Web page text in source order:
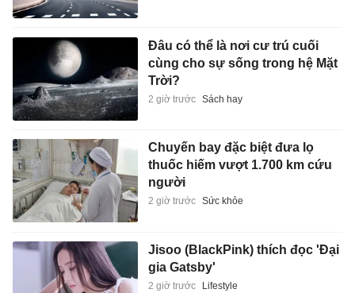
Đâu có thể là nơi cư trú cuối
cùng cho sự sống trong hệ Mặt
Trời?
2 giờ trước Sách hay
Chuyến bay đặc biệt đưa lọ
thuốc hiếm vượt 1.700 km cứu
người
2 giờ trước Sức khỏe
Jisoo (BlackPink) thích đọc 'Đại
gia Gatsby'
2 giờ trước Lifestyle